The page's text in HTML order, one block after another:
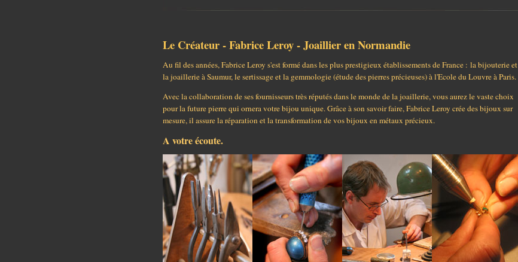
Le Créateur - Fabrice Leroy - Joaillier en Normandie
Au fil des années, Fabrice Leroy s'est formé dans les plus prestigieux établissements de France : la bijouterie et
la joaillerie à Saumur, le sertissage et la gemmologie (étude des pierres précieuses) à l'Ecole du Louvre à Paris.
Avec la collaboration de ses fournisseurs très réputés dans le monde de la joaillerie, vous aurez le vaste choix
pour la future pierre qui ornera votre bijou unique. Grâce à son savoir faire, Fabrice Leroy crée des bijoux sur
mesure, il assure la réparation et la transformation de vos bijoux en métaux précieux.
A votre écoute.